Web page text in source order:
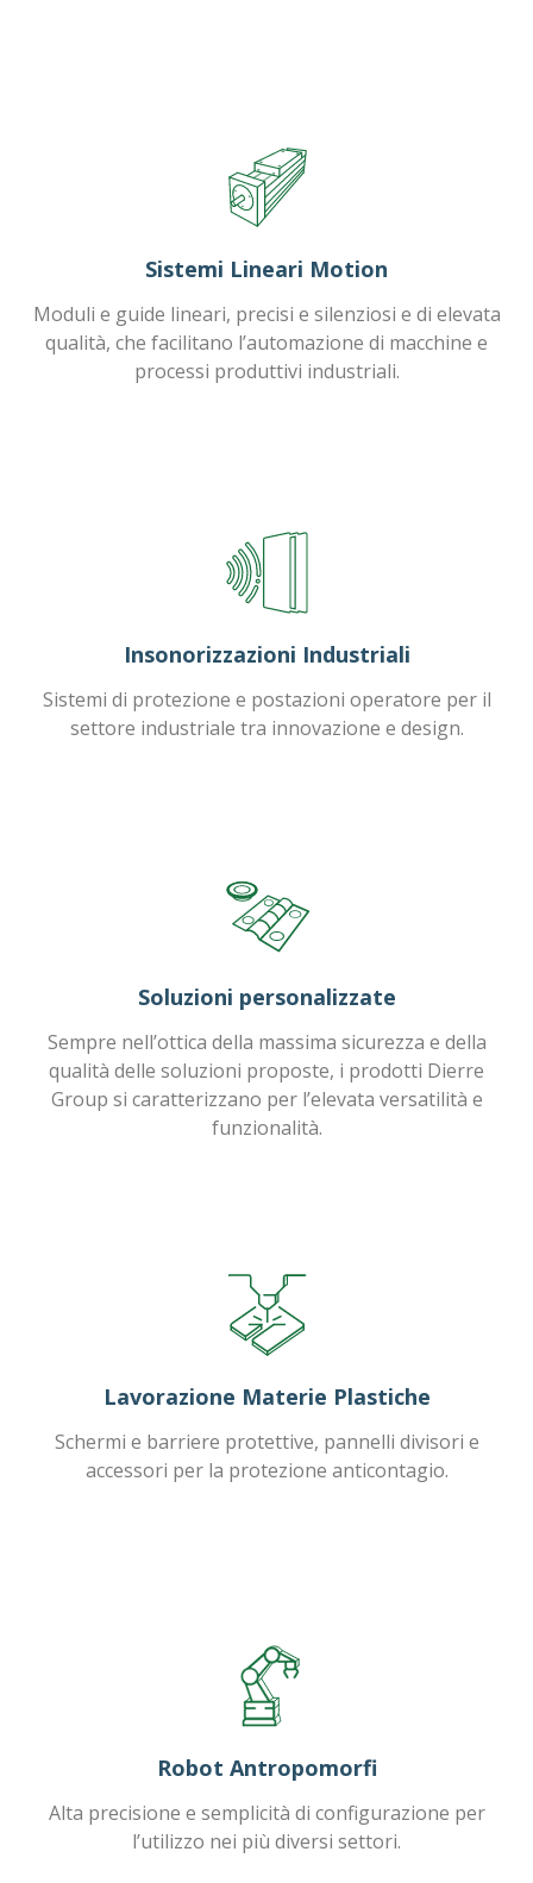
Sistemi Lineari Motion
Moduli e guide lineari, precisi e silenziosi e di elevata
qualità, che facilitano l’automazione di macchine e
processi produttivi industriali.
Insonorizzazioni Industriali
Sistemi di protezione e postazioni operatore per il
settore industriale tra innovazione e design.
Soluzioni personalizzate
Sempre nell’ottica della massima sicurezza e della
qualità delle soluzioni proposte, i prodotti Dierre
Group si caratterizzano per l’elevata versatilità e
funzionalità.
Lavorazione Materie Plastiche
Schermi e barriere protettive, pannelli divisori e
accessori per la protezione anticontagio.
Robot Antropomorfi
Alta precisione e semplicità di configurazione per
l’utilizzo nei più diversi settori.